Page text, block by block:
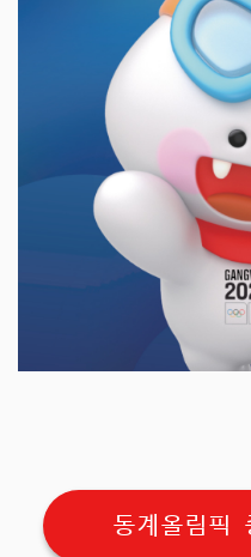
동계올림픽